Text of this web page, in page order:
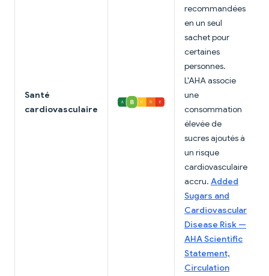
Santé
cardiovasculaire
recommandées
en un seul
sachet pour
certaines
personnes.
L'AHA associe
une
consommation
élevée de
sucres ajoutés à
un risque
cardiovasculaire
accru. Added
Sugars and
Cardiovascular
Disease Risk —
AHA Scientific
Statement,
Circulation